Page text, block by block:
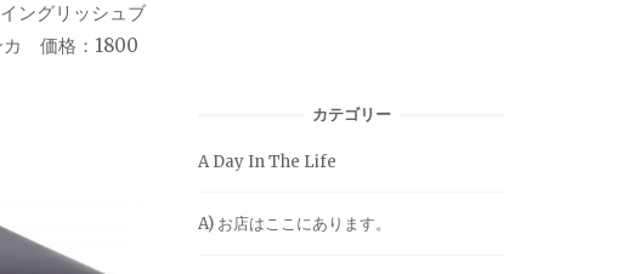
ングリッシュブ
カ 価格：1800
カテゴリー
A Day In The Life
A) お店はここにあります。